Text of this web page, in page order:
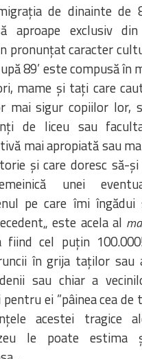
de dinainte de
aproape exclusiv
pronunțat caracter
89’ este compusă în
mame și tați care
mai sigur copiilor lor,
de liceu sau
mai apropiată sau
și care doresc să-
unei
pe care îmi
este acela al
fiind cel puțin
în grija taților sau
sau chiar a
ei ”pâinea cea de
acestei tragice
le poate estima